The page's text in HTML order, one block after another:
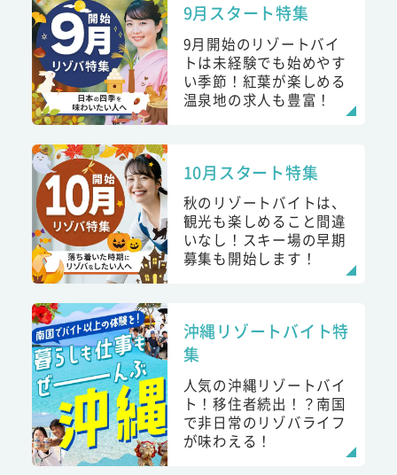
9月スタート特集
9月開始のリゾートバイ
トは未経験でも始めやす
い季節！紅葉が楽しめる
温泉地の求人も豊富！
10月スタート特集
秋のリゾートバイトは、
観光も楽しめること間違
いなし！スキー場の早期
募集も開始します！
沖縄リゾートバイト特
集
人気の沖縄リゾートバイ
ト！移住者続出！？南国
で非日常のリゾバライフ
が味わえる！